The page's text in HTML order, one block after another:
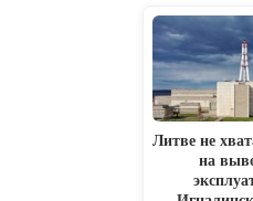
Литве не
на